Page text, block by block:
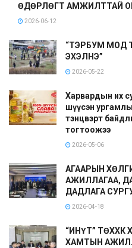
ӨДӨРЛӨГТ АМЖИЛТТАЙ
2026-06-12
“ТЭРБУМ МОД
ЭХЭЛНЭ”
2026-05-22
Харвардын их
шүүсэн
тэнцвэрт
тогтоожээ
2026-05-06
АГААРЫН
АЖИЛЛАГАА,
ДАДЛАГА
2026-04-18
“ИНҮТ” ТӨХХК
ХАМТЫН